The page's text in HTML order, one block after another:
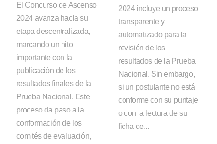
El Concurso de Ascenso
2024 avanza hacia su
etapa descentralizada,
marcando un hito
importante con la
publicación de los
resultados finales de la
Prueba Nacional. Este
proceso da paso a la
conformación de los
comités de evaluación,
2024 incluye un proceso
transparente y
automatizado para la
revisión de los
resultados de la Prueba
Nacional. Sin embargo,
si un postulante no está
conforme con su puntaje
o con la lectura de su
ficha de...